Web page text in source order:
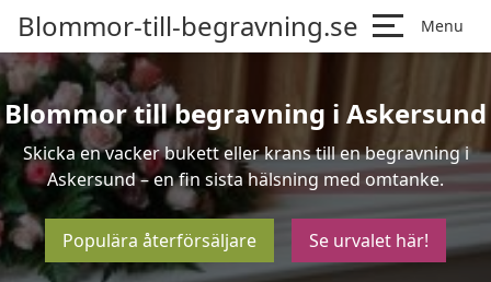
Blommor-till-begravning.se Menu
Blommor till begravning i Askersund
Skicka en vacker bukett eller krans till en begravning i
Askersund – en fin sista hälsning med omtanke.
Populära återförsäljare Se urvalet här!